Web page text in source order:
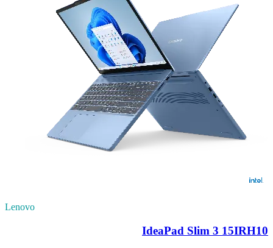
Lenovo
IdeaPad Slim 3 15IRH10